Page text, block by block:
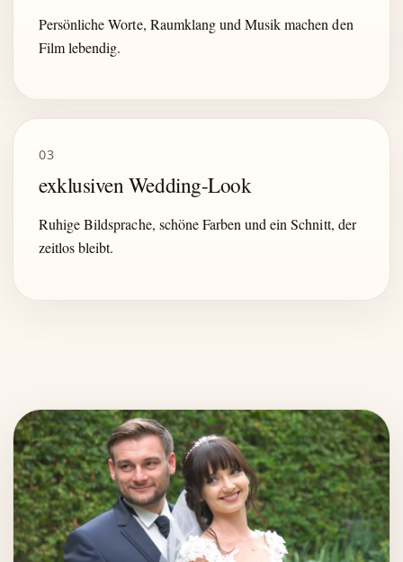
Persönliche Worte, Raumklang und Musik machen den
Film lebendig.
03
exklusiven Wedding-Look
Ruhige Bildsprache, schöne Farben und ein Schnitt, der
zeitlos bleibt.